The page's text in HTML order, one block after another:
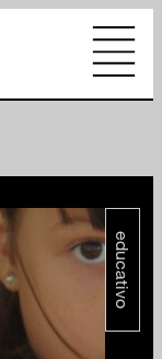
educativo